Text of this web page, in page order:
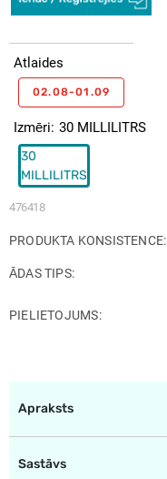
476418
Izmēri 30 MILLILITRS
30
MILLILITRS
Atlaides
02.08-01.09
PRODUKTA KONSISTENCE
ĀDAS TIPS
PIELIETOJUMS
Apraksts
Sastāvs